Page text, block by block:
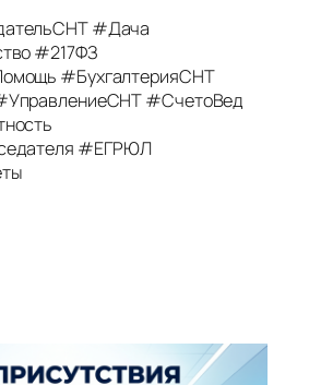
#Дача
#217ФЗ
#БухгалтерияСНТ
#СчетоВед
#ЕГРЮЛ